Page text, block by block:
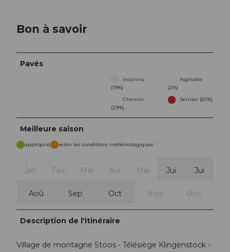
Bon à savoir
Pavés
Inconnu
(19%)
Asphalte
(2%)
Chemin
(29%)
Sentier (50%)
Meilleure saison
approprié selon les conditions météorologiques
Jan Fév Mar Avr Mai Jui Jui
Aoû Sep Oct Nov Déc
Description de l'itinéraire
Village de montagne Stoos - Télésiège Klingenstock -